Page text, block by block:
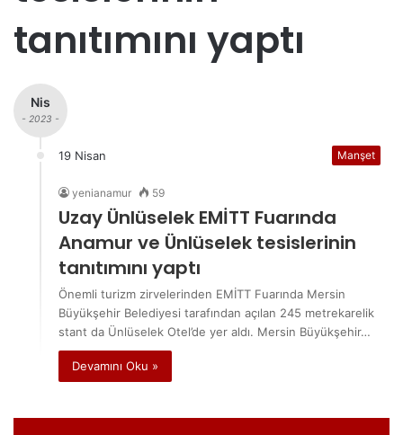
tanıtımını yaptı
Nis
- 2023 -
19 Nisan Manşet
yenianamur 59
Uzay Ünlüselek EMİTT Fuarında
Anamur ve Ünlüselek tesislerinin
tanıtımını yaptı
Önemli turizm zirvelerinden EMİTT Fuarında Mersin
Büyükşehir Belediyesi tarafından açılan 245 metrekarelik
stant da Ünlüselek Otel’de yer aldı. Mersin Büyükşehir…
Devamını Oku »